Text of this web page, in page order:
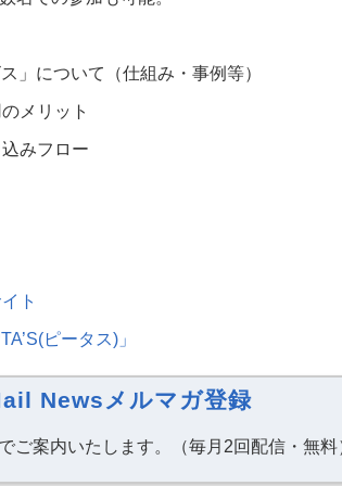
」について（仕組み・事例等）
メリット
みフロー
ト
ピータス) 」
Newsメルマガ登録
ご案内いたします。（毎月2回配信・無料